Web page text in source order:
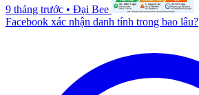
9 tháng trước • Đại Bee
Facebook xác nhận danh tính trong bao lâu?